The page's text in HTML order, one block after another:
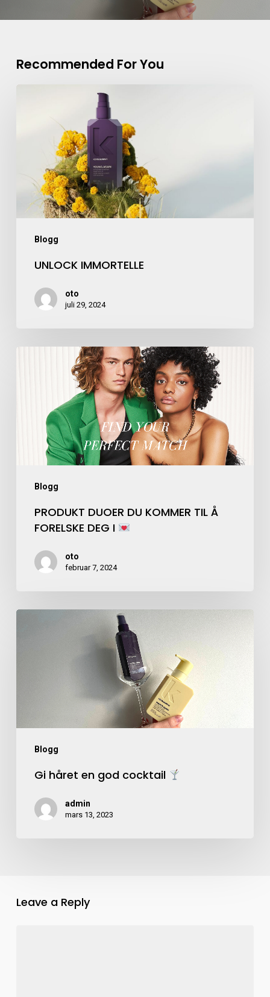
Recommended For You
Blogg
UNLOCK IMMORTELLE
oto
juli 29, 2024
Blogg
PRODUKT DUOER DU KOMMER TIL Å
FORELSKE DEG I
oto
februar 7, 2024
Blogg
Gi håret en god cocktail
admin
mars 13, 2023
Leave a Reply